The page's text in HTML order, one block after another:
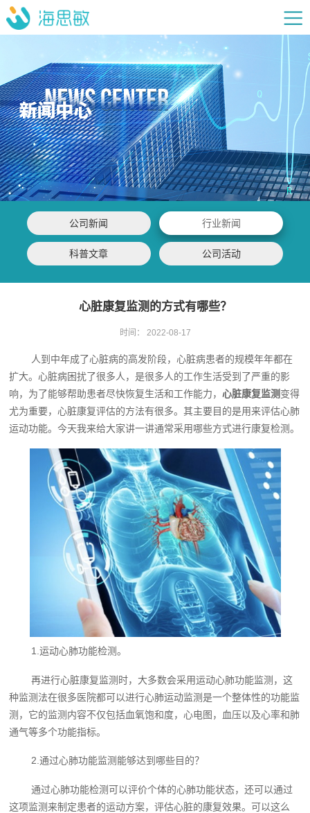
公司新闻 行业新闻
科普文章 公司活动
心脏康复监测的方式有哪些？
时间： 2022-08-17
人到中年成了心脏病的高发阶段，心脏病患者的规模年年都在
扩大。心脏病困扰了很多人，是很多人的工作生活受到了严重的影
响，为了能够帮助患者尽快恢复生活和工作能力，心脏康复监测变得
尤为重要，心脏康复评估的方法有很多。其主要目的是用来评估心肺
运动功能。今天我来给大家讲一讲通常采用哪些方式进行康复检测。
1.运动心肺功能检测。
再进行心脏康复监测时，大多数会采用运动心肺功能监测，这
种监测法在很多医院都可以进行心肺运动监测是一个整体性的功能监
测，它的监测内容不仅包括血氧饱和度，心电图，血压以及心率和肺
通气等多个功能指标。
2.通过心肺功能监测能够达到哪些目的？
通过心肺功能检测可以评价个体的心肺功能状态，还可以通过
这项监测来制定患者的运动方案，评估心脏的康复效果。可以这么